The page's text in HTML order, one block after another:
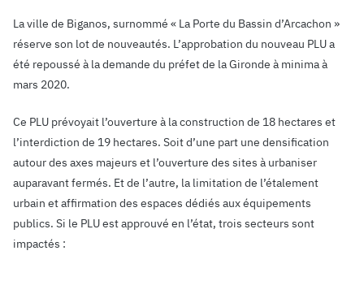
La ville de Biganos, surnommé « La Porte du Bassin d’Arcachon »
réserve son lot de nouveautés. L’approbation du nouveau PLU a
été repoussé à la demande du préfet de la Gironde à minima à
mars 2020.
Ce PLU prévoyait l’ouverture à la construction de 18 hectares et
l’interdiction de 19 hectares. Soit d’une part une densification
autour des axes majeurs et l’ouverture des sites à urbaniser
auparavant fermés. Et de l’autre, la limitation de l’étalement
urbain et affirmation des espaces dédiés aux équipements
publics. Si le PLU est approuvé en l’état, trois secteurs sont
impactés :